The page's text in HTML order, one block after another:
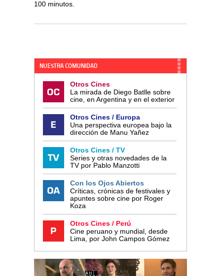
100 minutos.
NUESTRA COMUNIDAD
Otros Cines
La mirada de Diego Batlle sobre
cine, en Argentina y en el exterior
Otros Cines / Europa
Una perspectiva europea bajo la
dirección de Manu Yañez
Otros Cines / TV
Series y otras novedades de la
TV por Pablo Manzotti
Con los Ojos Abiertos
Críticas, crónicas de festivales y
apuntes sobre cine por Roger
Koza
Otros Cines / Perú
Cine peruano y mundial, desde
Lima, por John Campos Gómez